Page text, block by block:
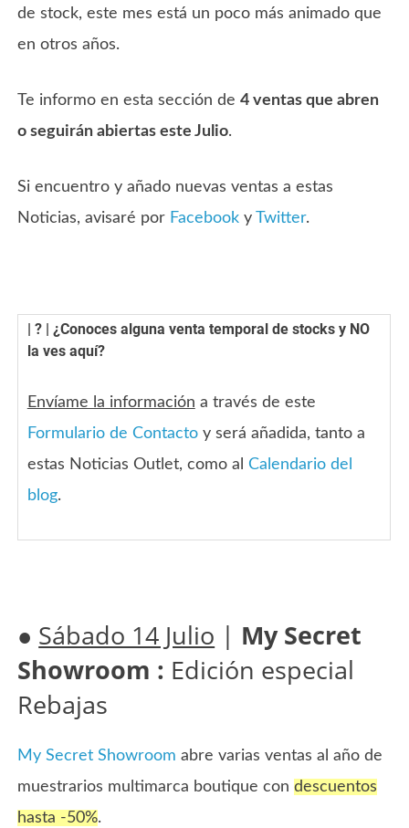
de stock, este mes está un poco más animado que
en otros años.
Te informo en esta sección de4 ventas que abren
o seguirán abiertas este Julio.
Si encuentro y añado nuevas ventas a estas
Noticias, avisaré por Facebook yTwitter.
| ? | ¿Conoces alguna venta temporal de stocks y NO
la ves aquí?
Envíame la información a través de este
Formulario de Contactoy será añadida, tanto a
estas Noticias Outlet, como al Calendario del
blog.
● Sábado 14 Julio | My Secret
Showroom : Edición especial
Rebajas
My Secret Showroom abre varias ventas al año de
muestrarios multimarca boutique condescuentos
hasta -50%.